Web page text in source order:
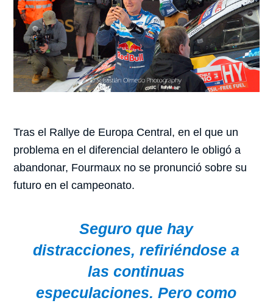
Tras el Rallye de Europa Central, en el que un
problema en el diferencial delantero le obligó a
abandonar, Fourmaux no se pronunció sobre su
futuro en el campeonato.
Seguro que hay
distracciones, refiriéndose a
las continuas
especulaciones. Pero como